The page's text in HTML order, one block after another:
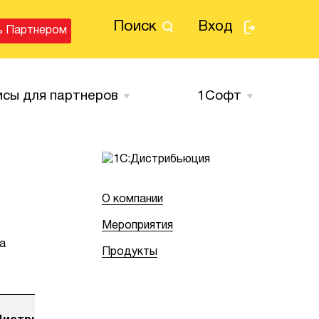
Поиск Вход
Партнером
для партнеров 1Cофт
О компании
Мероприятия
Продукты